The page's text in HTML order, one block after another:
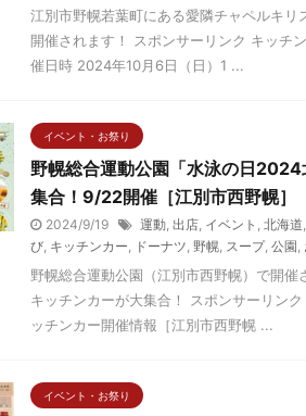
江別市野幌若葉町にある愛隣チャペルキ
開催されます！ スポンサーリンク キッチ
催日時 2024年10月6日（日）1 ...
イベント・お祭り
野幌総合運動公園「水泳の日
集合！9/22開催［江別市西野幌］
2024/9/19 運動, 出店, イベント , 北海道,
び, キッチンカー, ドーナツ, 野幌, スープ, 公園,
野幌総合運動公園（江別市西野幌）で開催
キッチンカーが大集合！ スポンサーリン
ッチンカー開催情報［江別市西野幌 ...
イベント・お祭り